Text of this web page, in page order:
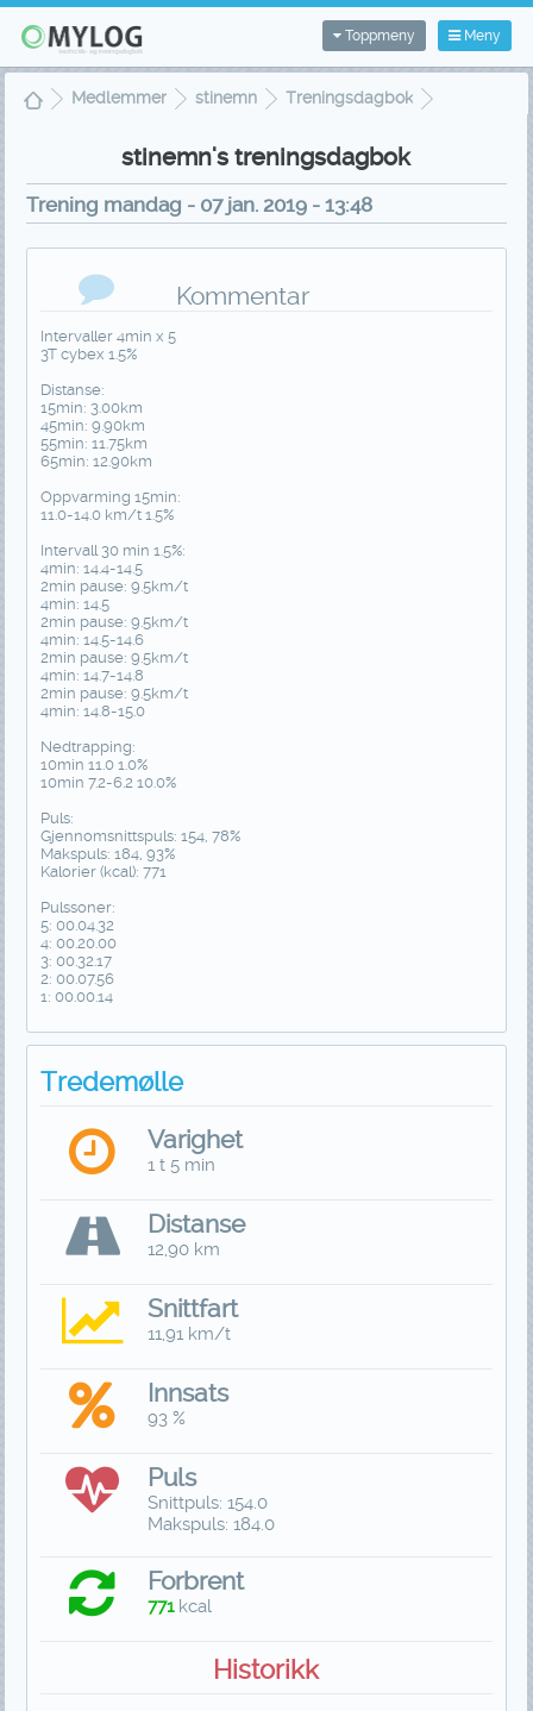
Meny
Toppmeny
Medlemmer stinemn
Treningsdagbok
stinemn's treningsdagbok
Trening mandag - 07 jan. 2019 - 13:48
Kommentar
Intervaller 4min x 5
3T cybex 1.5%
Distanse:
15min: 3.00km
45min: 9.90km
55min: 11.75km
65min: 12.90km
Oppvarming 15min:
11.0-14.0 km/t 1.5%
Intervall 30 min 1.5%:
4min: 14.4-14.5
2min pause: 9.5km/t
4min: 14.5
2min pause: 9.5km/t
4min: 14.5-14.6
2min pause: 9.5km/t
4min: 14.7-14.8
2min pause: 9.5km/t
4min: 14.8-15.0
Nedtrapping:
10min 11.0 1.0%
10min 7.2-6.2 10.0%
Puls:
Gjennomsnittspuls: 154, 78%
Makspuls: 184, 93%
Kalorier (kcal): 771
Pulssoner:
5: 00.04.32
4: 00.20.00
3: 00.32.17
2: 00.07.56
1: 00.00.14
Tredemølle
Varighet
1 t 5 min
Distanse
12,90 km
Snittfart
11,91 km/t
Innsats
93 %
Puls
Snittpuls: 154.0
Makspuls: 184.0
Forbrent
771kcal
Historikk